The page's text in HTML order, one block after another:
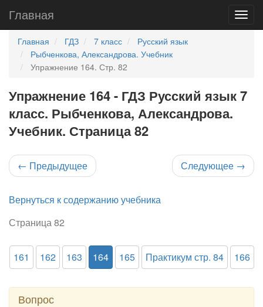
Главная
Главная ГДЗ 7 класс
Русский язык
Рыбченкова, Александрова. Учебник
Упражнение 164. Стр. 82
Упражнение 164 - ГДЗ Русский язык 7
класс. Рыбченкова, Александрова.
Учебник. Страница 82
← Предыдущее Следующее →
Вернуться к содержанию учебника
Страница 82
161 162 163 164 165 Практикум стр. 84 166
Вопрос